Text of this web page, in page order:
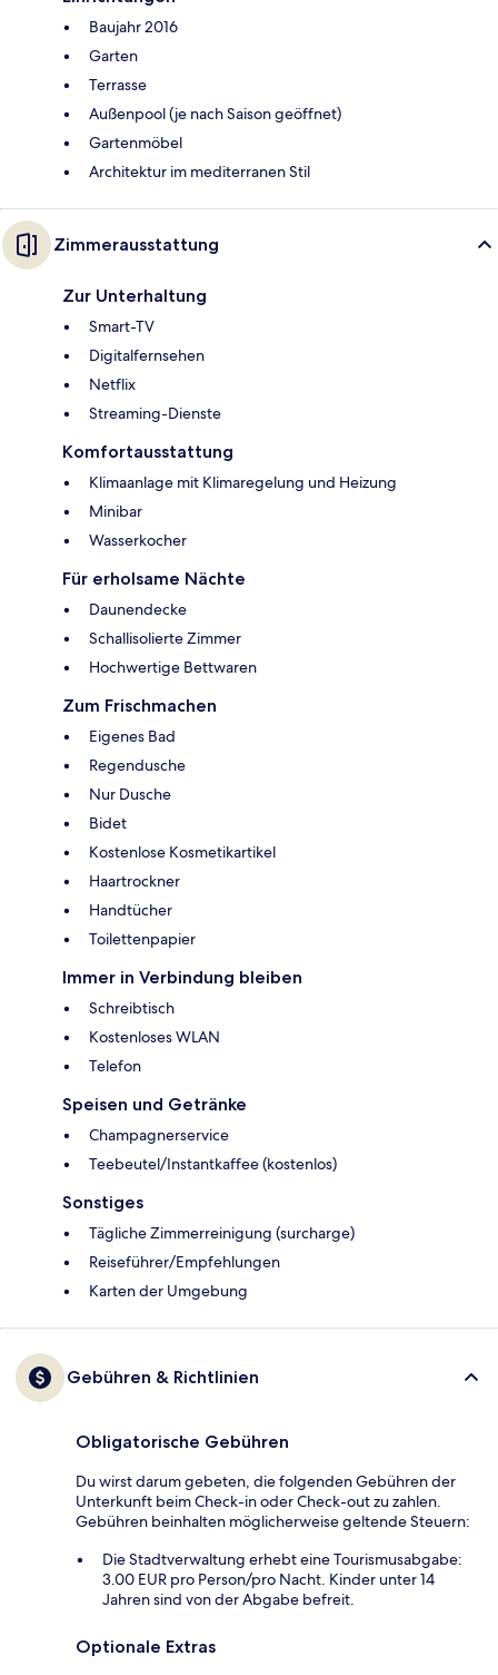
Baujahr 2016
Garten
Terrasse
Außenpool (je nach Saison geöffnet)
Gartenmöbel
Architektur im mediterranen Stil
Zimmerausstattung
Zur Unterhaltung
Smart-TV
Digitalfernsehen
Netflix
Streaming-Dienste
Komfortausstattung
Klimaanlage mit Klimaregelung und Heizung
Minibar
Wasserkocher
Für erholsame Nächte
Daunendecke
Schallisolierte Zimmer
Hochwertige Bettwaren
Zum Frischmachen
Eigenes Bad
Regendusche
Nur Dusche
Bidet
Kostenlose Kosmetikartikel
Haartrockner
Handtücher
Toilettenpapier
Immer in Verbindung bleiben
Schreibtisch
Kostenloses WLAN
Telefon
Speisen und Getränke
Champagnerservice
Teebeutel/Instantkaffee (kostenlos)
Sonstiges
Tägliche Zimmerreinigung (surcharge)
Reiseführer/Empfehlungen
Karten der Umgebung
Gebühren & Richtlinien
Obligatorische Gebühren
Du wirst darum gebeten, die folgenden Gebühren der
Unterkunft beim Check-in oder Check-out zu zahlen.
Gebühren beinhalten möglicherweise geltende Steuern:
Die Stadtverwaltung erhebt eine Tourismusabgabe:
3.00 EUR pro Person/pro Nacht. Kinder unter 14
Jahren sind von der Abgabe befreit.
Optionale Extras